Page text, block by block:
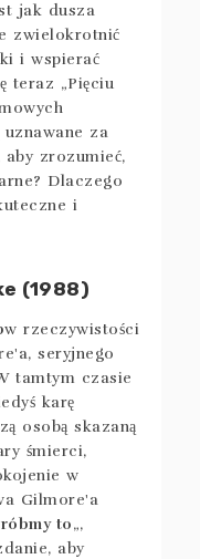
jak dusza
zwielokrotnić
i wspierać
teraz „Pięciu
za
zrozumieć,
Dlaczego
i
(1988)
w rzeczywistości
seryjnego
tamtym czasie
karę
osobą skazaną
śmierci,
w
Gilmore'a
to„,
aby